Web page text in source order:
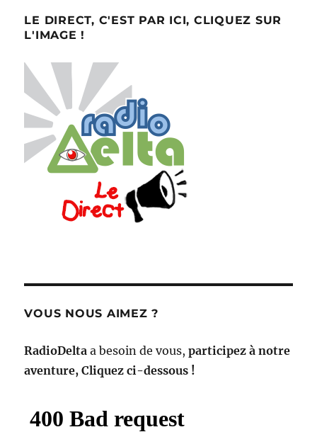
LE DIRECT, C'EST PAR ICI, CLIQUEZ SUR
L'IMAGE !
VOUS NOUS AIMEZ ?
RadioDelta a besoin de vous,participez à notre
aventure, Cliquez ci-dessous !